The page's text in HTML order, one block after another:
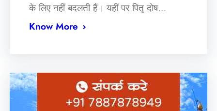
के लिए नहीं बदलती हैं। यहीं पर पितृ दोष…
Know More